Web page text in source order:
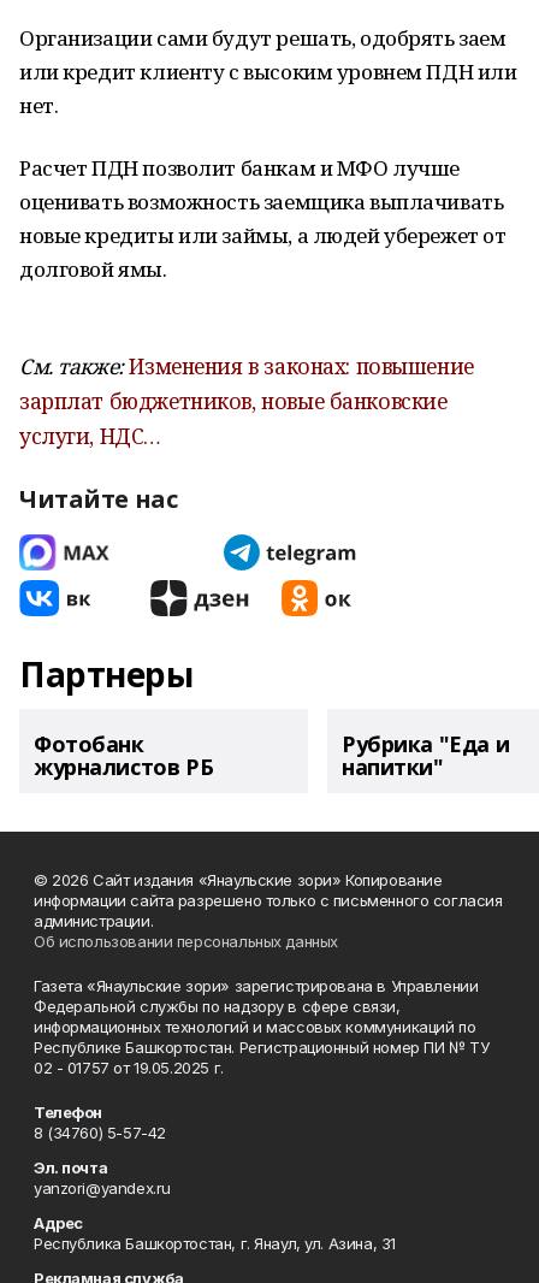
Организации сами будут решать, одобрять заем
или кредит клиенту с высоким уровнем ПДН или
нет.
Расчет ПДН позволит банкам и МФО лучше
оценивать возможность заемщика выплачивать
новые кредиты или займы, а людей убережет от
долговой ямы.
См. также:Изменения в законах: повышение
зарплат бюджетников, новые банковские
услуги, НДС…
Читайте нас
Партнеры
Фотобанк
журналистов РБ
Рубрика "Еда и
напитки"
© 2026 Сайт издания «Янаульские зори» Копирование
информации сайта разрешено только с письменного согласия
администрации.
Об использовании персональных данных
Газета «Янаульские зори» зарегистрирована в Управлении
Федеральной службы по надзору в сфере связи,
информационных технологий и массовых коммуникаций по
Республике Башкортостан. Регистрационный номер ПИ № ТУ
02 - 01757 от 19.05.2025 г.
Телефон
8 (34760) 5-57-42
Эл. почта
yanzori@yandex.ru
Адрес
Республика Башкортостан, г. Янаул, ул. Азина, 31
Рекламная служба